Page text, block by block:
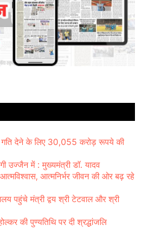
देने के लिए 30,055 करोड़ रूपये की
उज्जैन में : मुख्यमंत्री डॉ. यादव
आत्मनिर्भर जीवन की ओर बढ़ रहे
पहुंचे मंत्री द्वय श्री टेटवाल और श्री
की पुण्यतिथि पर दी श्रद्धांजलि